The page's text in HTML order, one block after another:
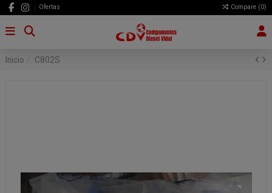
Ofertas Compare (0)
Inicio C802S